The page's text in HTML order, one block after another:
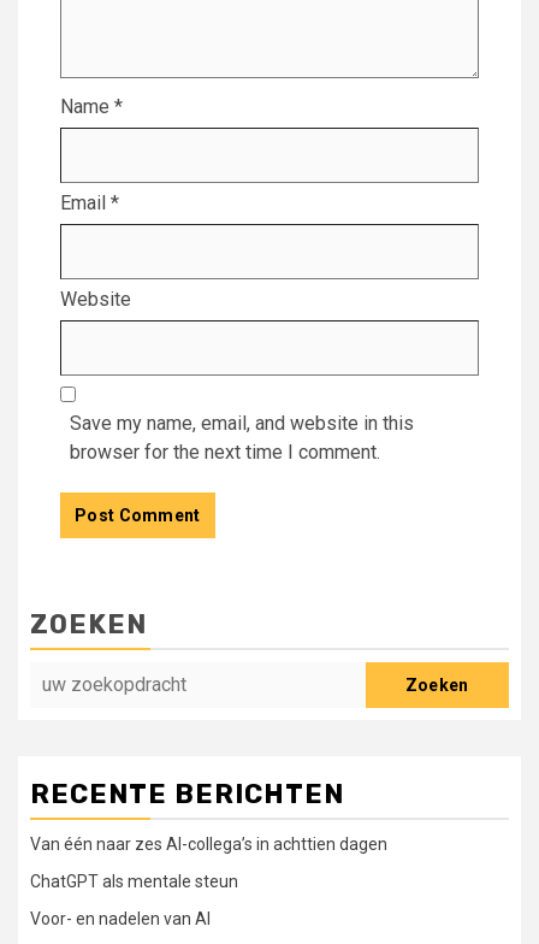
Name *
Email *
Website
Save my name, email, and website in this
browser for the next time I comment.
ZOEKEN
Zoeken
RECENTE BERICHTEN
Van één naar zes AI-collega’s in achttien dagen
ChatGPT als mentale steun
Voor- en nadelen van AI